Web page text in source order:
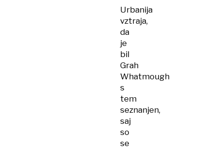
Urbanija
vztraja,
da
je
bil
Grah
Whatmough
s
tem
seznanjen,
saj
so
se